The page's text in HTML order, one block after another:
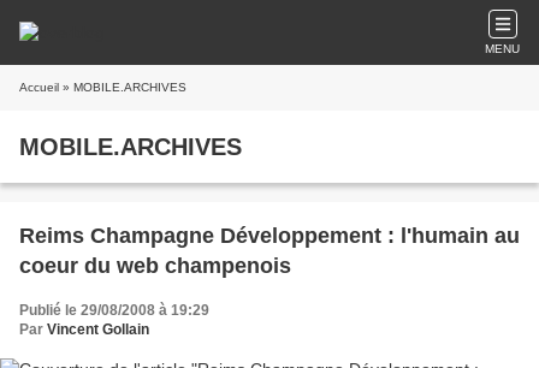
MENU
Accueil » MOBILE.ARCHIVES
MOBILE.ARCHIVES
Reims Champagne Développement : l'humain au
coeur du web champenois
Publié le 29/08/2008 à 19:29
Par Vincent Gollain